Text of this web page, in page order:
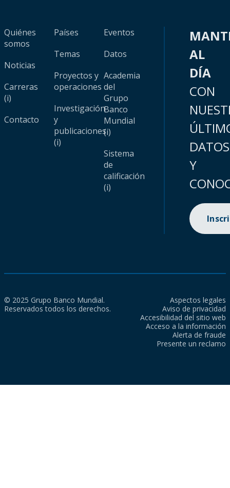
Quiénes
somos
Noticias
Carreras
(i)
Contacto
Países
Temas
Proyectos y
operaciones
Investigación
y
publicaciones
(i)
Eventos
Datos
Academia
del
Grupo
Banco
Mundial
(i)
Sistema
de
calificación
(i)
AL
DÍA
CON
DATOS
Y
© 2025 Grupo Banco Mundial.
Reservados todos los derechos.
Aspectos legales
Aviso de privacidad
Accesibilidad del sitio web
Acceso a la información
Alerta de fraude
Presente un reclamo